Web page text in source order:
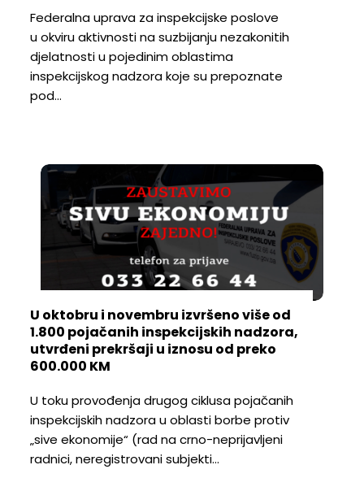
Federalna uprava za inspekcijske poslove
u okviru aktivnosti na suzbijanju nezakonitih
djelatnosti u pojedinim oblastima
inspekcijskog nadzora koje su prepoznate
pod…
U oktobru i novembru izvršeno više od
1.800 pojačanih inspekcijskih nadzora,
utvrđeni prekršaji u iznosu od preko
600.000 KM
U toku provođenja drugog ciklusa pojačanih
inspekcijskih nadzora u oblasti borbe protiv
„sive ekonomije“ (rad na crno-neprijavljeni
radnici, neregistrovani subjekti…